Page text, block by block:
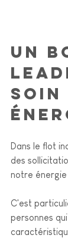
Un
soin
Dans le flot
des
notre énergie
C'est
personnes